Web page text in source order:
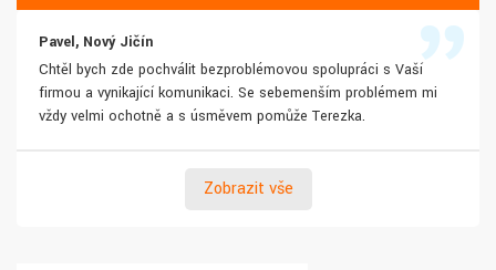
Pavel, Nový Jičín
Chtěl bych zde pochválit bezproblémovou spolupráci s Vaší
firmou a vynikající komunikaci. Se sebemenším problémem mi
vždy velmi ochotně a s úsměvem pomůže Terezka.
Zobrazit vše